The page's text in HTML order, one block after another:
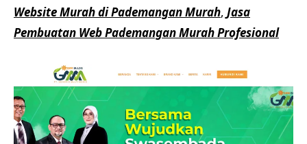
Website Murah di Pademangan Murah, Jasa
Pembuatan Web Pademangan Murah Profesional